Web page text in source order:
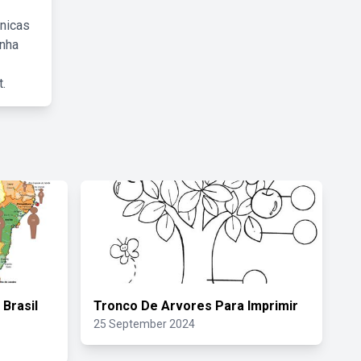
Brasil Tronco De Arvores Para Imprimir
25 September 2024